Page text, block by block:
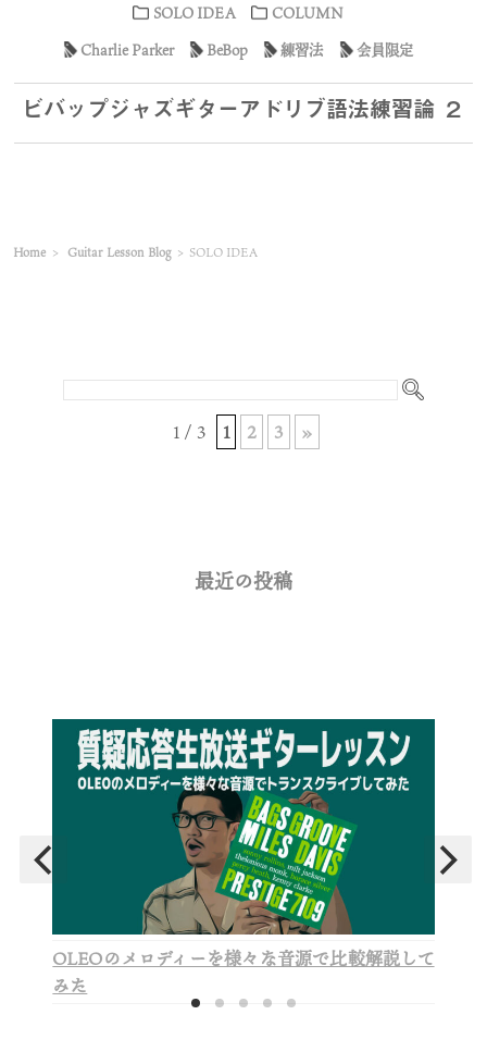
SOLO IDEA
COLUMN
Charlie Parker
BeBop 練習法 会員限定
ビバップジャズギターアドリブ語法練習論 ２
Home > Guitar Lesson Blog > SOLO IDEA
1 / 3 1 2 3 »
最近の投稿
OLEOのメロディーを様々な音源で比較解説して
みた